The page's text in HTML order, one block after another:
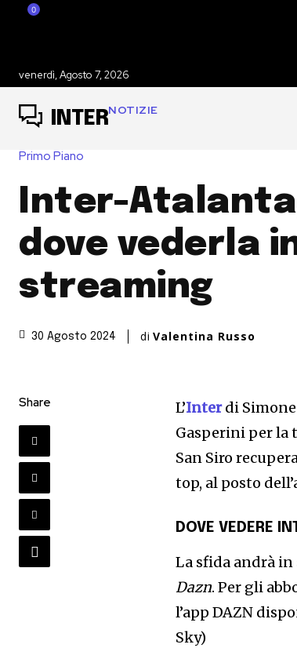
0
venerdì, Agosto 7, 2026
INTERNOTIZIE
Primo Piano
Inter-
dove vederla
streaming
30 Agosto 2024 di Valentina Russo
Share L’Interdi Simone
Gasperini per la
San Siro
top, al posto
DOVE VEDERE
La sfida andrà in
Dazn. Per gli
l’app DAZN
Sky)